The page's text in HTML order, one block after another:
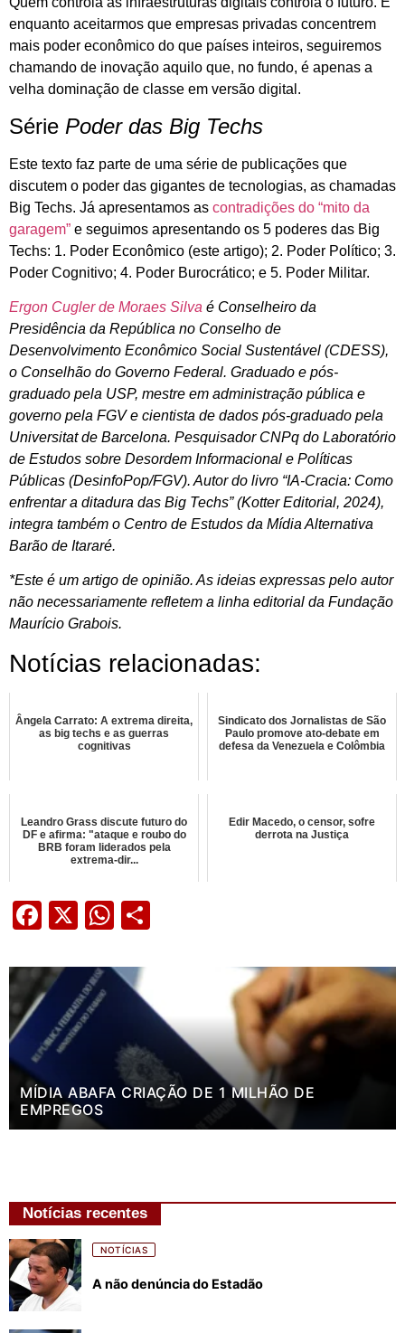
enquanto aceitarmos que empresas privadas concentrem
mais poder econômico do que países inteiros, seguiremos
chamando de inovação aquilo que, no fundo, é apenas a
velha dominação de classe em versão digital.
Série Poder das Big Techs
Este texto faz parte de uma série de publicações que
discutem o poder das gigantes de tecnologias, as chamadas
Big Techs. Já apresentamos as contradições do “mito da
garagem” e seguimos apresentando os 5 poderes das Big
Techs: 1. Poder Econômico (este artigo); 2. Poder Político; 3.
Poder Cognitivo; 4. Poder Burocrático; e 5. Poder Militar.
Ergon Cugler de Moraes Silva é Conselheiro da
Presidência da República no Conselho de
Desenvolvimento Econômico Social Sustentável (CDESS),
o Conselhão do Governo Federal. Graduado e pós-
graduado pela USP, mestre em administração pública e
governo pela FGV e cientista de dados pós-graduado pela
Universitat de Barcelona. Pesquisador CNPq do Laboratório
de Estudos sobre Desordem Informacional e Políticas
Públicas (DesinfoPop/FGV). Autor do livro “IA-Cracia: Como
enfrentar a ditadura das Big Techs” (Kotter Editorial, 2024),
integra também o Centro de Estudos da Mídia Alternativa
Barão de Itararé.
*Este é um artigo de opinião. As ideias expressas pelo autor
não necessariamente refletem a linha editorial da Fundação
Maurício Grabois.
Notícias relacionadas:
Ângela Carrato: A extrema direita,
as big techs e as guerras
cognitivas
Sindicato dos Jornalistas de São
Paulo promove ato-debate em
defesa da Venezuela e Colômbia
Leandro Grass discute futuro do
DF e afirma: "ataque e roubo do
BRB foram liderados pela
extrema-dir...
Edir Macedo, o censor, sofre
derrota na Justiça
Facebook
X WhatsApp
MÍDIA ABAFA CRIAÇÃO DE 1 MILHÃO DE
EMPREGOS
Notícias recentes
NOTÍCIAS
A não denúncia do Estadão